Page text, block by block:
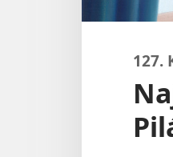
127.